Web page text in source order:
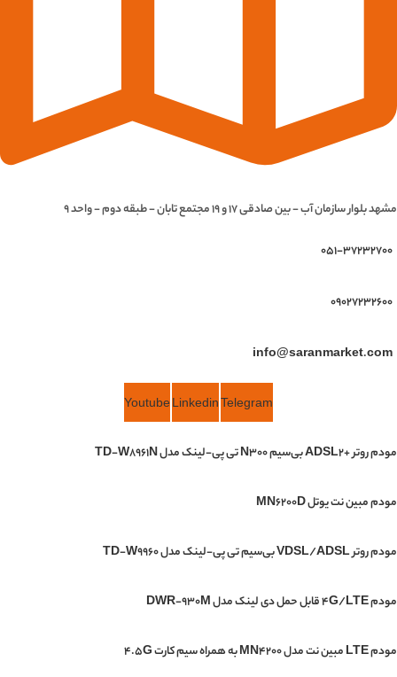
مشهد بلوار سازمان آب - بین صادقی 17 و 19 مجتمع تابان - طبقه دوم - واحد 9
051-37232700
09027232600
info@saranmarket.com
Telegram
Linkedin
Youtube
مودم روتر +ADSL2 بی‌سیم N300 تی پی-لینک مدل TD-W8961N
مودم مبین نت یوتل MN6200D
مودم روتر VDSL/ADSL بی‌سیم تی پی-لینک مدل TD-W9960
مودم 4G/LTE قابل حمل دی لینک مدل DWR-930M
مودم LTE مبین نت مدل MN4200 به همراه سیم کارت 4.5G